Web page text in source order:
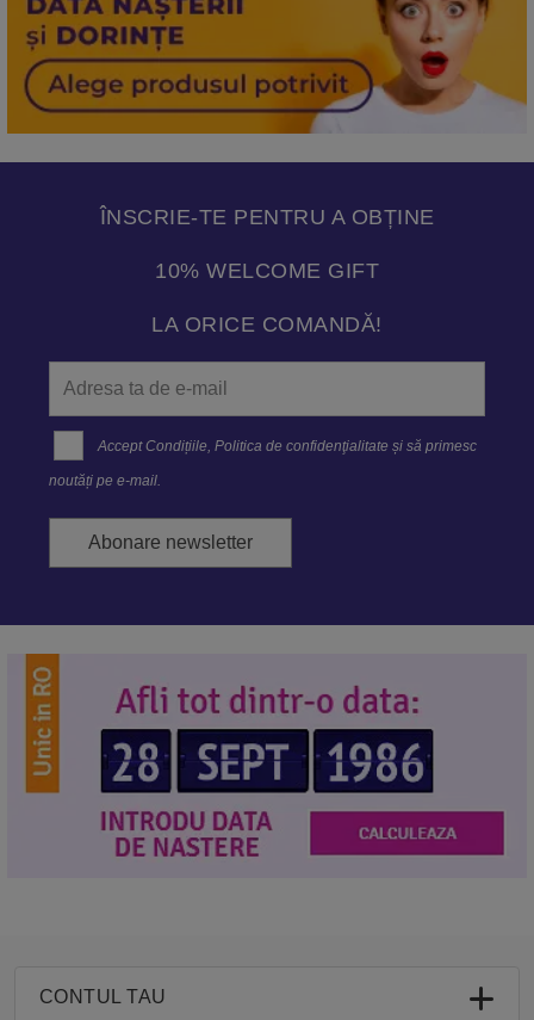
ÎNSCRIE-TE PENTRU A OBȚINE
10% WELCOME GIFT
LA ORICE COMANDĂ!
Accept Condițiile ,Politica de confidenţialitate și să primesc
noutăți pe e-mail.
Abonare newsletter
CONTUL TAU